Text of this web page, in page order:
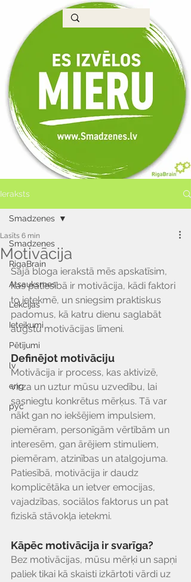
Ieraksts
Smadzenes
RigaBrain
Atsauksmes
Lekcijas
Ieteikumi
Pētījumi
lv
eng
рус
Smadzenes
Motivācija
Lasīts 6 min
Šajā bloga ierakstā mēs apskatīsim,
kas patiesībā ir motivācija, kādi faktori
to ietekmē, un sniegsim praktiskus
padomus, kā katru dienu saglabāt
augstu motivācijas līmeni.
Definējot motivāciju
Motivācija ir process, kas aktivizē,
virza un uztur mūsu uzvedību, lai
sasniegtu konkrētus mērķus. Tā var
nākt gan no iekšējiem impulsiem,
piemēram, personīgām vērtībām un
interesēm, gan ārējiem stimuliem,
piemēram, atzinības un atalgojuma.
Patiesībā, motivācija ir daudz
komplicētāka un ietver emocijas,
vajadzības, sociālos faktorus un pat
fiziskā stāvokļa ietekmi.
Kāpēc motivācija ir svarīga?
Bez motivācijas, mūsu mērķi un sapņi
paliek tikai kā skaisti izkārtoti vārdi uz